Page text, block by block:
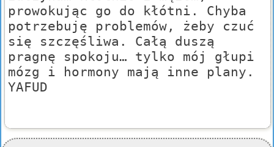
prowokując go do kłótni. Chyba
potrzebuję problemów, żeby czuć
się szczęśliwa. Całą duszą
pragnę spokoju… tylko mój głupi
mózg i hormony mają inne plany.
YAFUD